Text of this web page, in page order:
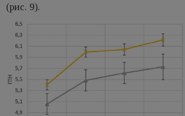
(рис. 9).